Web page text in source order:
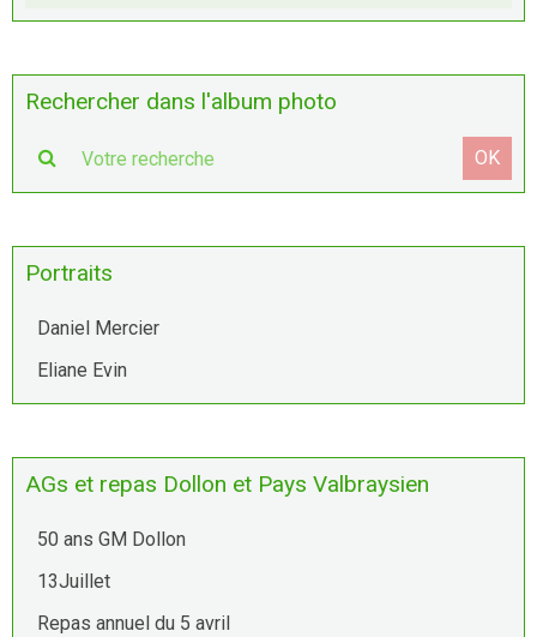
Rechercher dans l'album photo
OK
Portraits
Daniel Mercier
Eliane Evin
AGs et repas Dollon et Pays Valbraysien
50 ans GM Dollon
13Juillet
Repas annuel du 5 avril